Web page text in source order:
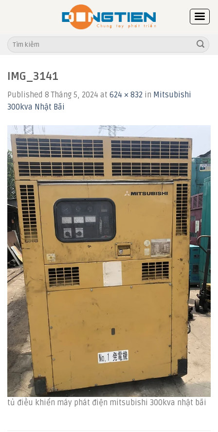
Tìm
kiếm:
IMG_3141
Published 8 Tháng 5, 2024 at 624 × 832 in Mitsubishi
300kva Nhật Bãi
tủ điều khiển máy phát điện mitsubishi 300kva nhật bãi